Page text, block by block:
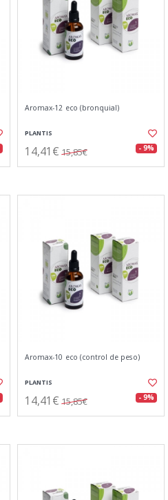
Aromax-12 eco (bronquial)
PLANTIS
14,41€ 15,85€ - 9%
Aromax-10 eco (control de peso)
PLANTIS
14,41€ 15,85€ - 9%